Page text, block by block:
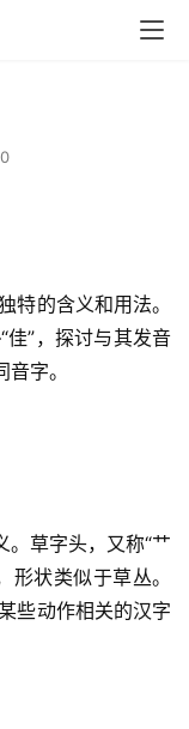
的含义和用法。
”，探讨与其发音
字。
草字头，又称“艹
状类似于草丛。
些动作相关的汉字